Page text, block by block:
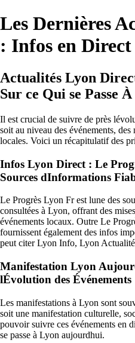
Les Dernières
: Infos en Direct
Actualités Lyon
Sur ce Qui se Passe
Il est crucial de suivre de près
soit au niveau des événements,
locales. Voici un récapitulatif des
Infos Lyon Direct : Le
Sources dInformations
Le Progrès Lyon Fr est lune des
consultées à Lyon, offrant des
événements locaux. Outre Le
fournissent également des infos
peut citer Lyon Info, Lyon
Manifestation Lyon
lÉvolution des Événements
Les manifestations à Lyon sont
soit une manifestation culturelle,
pouvoir suivre ces événements en
se passe à Lyon aujourdhui.